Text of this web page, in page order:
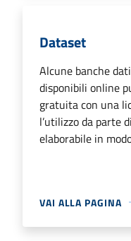
Dataset
Alcune banche
disponibili online
gratuita con una
l’utilizzo da parte
elaborabile in
VAI ALLA PAGINA